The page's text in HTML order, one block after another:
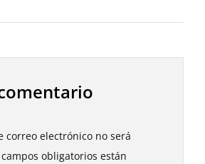
correo electrónico no será
campos obligatorios están